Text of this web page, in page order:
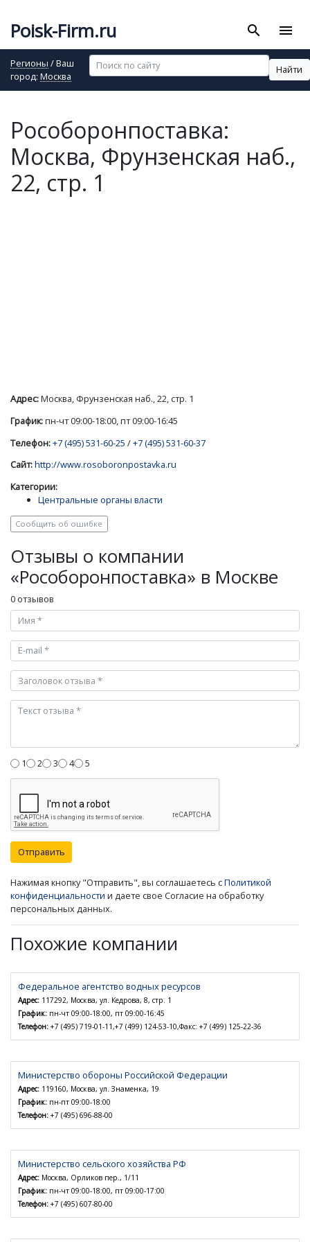
Poisk-Firm.ru search menu
Регионы / Ваш
город: Москва
Найти
Рособоронпоставка:
Москва, Фрунзенская наб.,
22, стр. 1
Адрес:Москва, Фрунзенская наб., 22, стр. 1
График:пн-чт 09:00-18:00, пт 09:00-16:45
Телефон:+7 (495) 531-60-25 /+7 (495) 531-60-37
Сайт:http://www.rosoboronpostavka.ru
Категории:
Центральные органы власти
Сообщить об ошибке
Отзывы о компании
«Рособоронпоставка» в Москве
0 отзывов
1 2 3 4 5
Отправить
Нажимая кнопку "Отправить", вы соглашаетесь сПолитикой
конфиденциальности и даете свое Согласие на обработку
персональных данных.
Похожие компании
Федеральное агентство водных ресурсов
Адрес: 117292, Москва, ул. Кедрова, 8, стр. 1
График: пн-чт 09:00-18:00, пт 09:00-16:45
Телефон: +7 (495) 719-01-11,+7 (499) 124-53-10,Факс: +7 (499) 125-22-36
Министерство обороны Российской Федерации
Адрес: 119160, Москва, ул. Знаменка, 19
График: пн-пт 09:00-18:00
Телефон: +7 (495) 696-88-00
Министерство сельского хозяйства РФ
Адрес: Москва, Орликов пер., 1/11
График: пн-чт 09:00-18:00, пт 09:00-17:00
Телефон: +7 (495) 607-80-00